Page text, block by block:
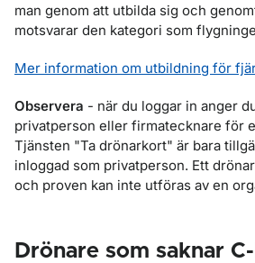
man genom att utbilda sig och
motsvarar den kategori som
Mer information om utbildning för
Observera - när du loggar in anger
privatperson eller firmatecknare för
Tjänsten "Ta drönarkort" är bara
inloggad som privatperson. Ett
och proven kan inte utföras av en
Drönare som saknar